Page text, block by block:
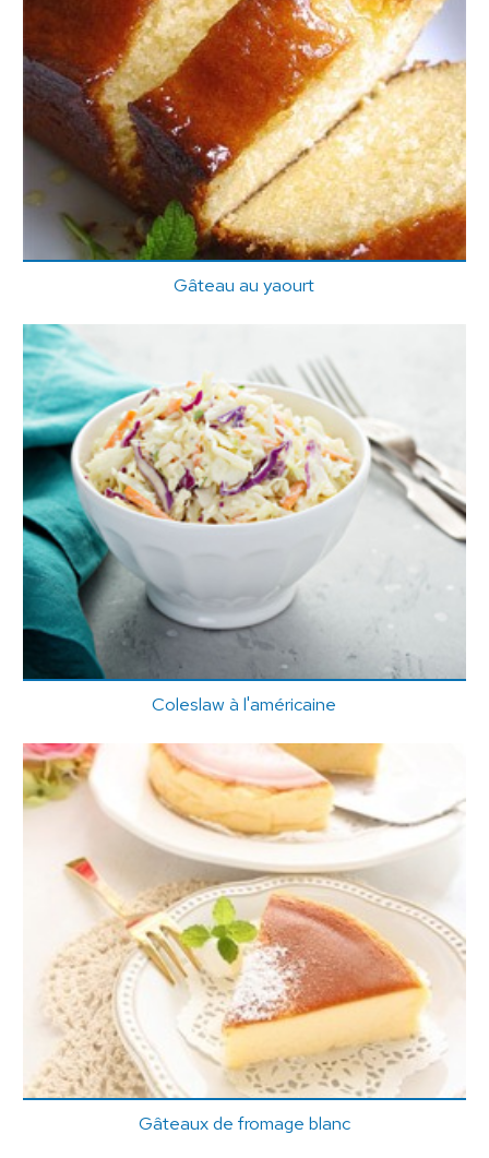
Gâteau au yaourt
Coleslaw à l'américaine
Gâteaux de fromage blanc